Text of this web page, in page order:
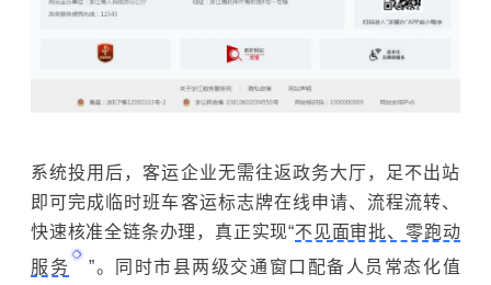
系统投用后，客运企业无需往返政务大厅，足不出站
即可完成临时班车客运标志牌在线申请、流程流转、
快速核准全链条办理，真正实现“不见面审批、零跑动
服务
”。同时市县两级交通窗口配备人员常态化值